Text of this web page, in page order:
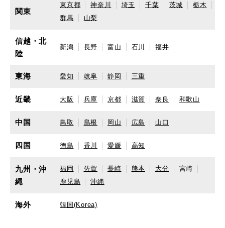
関東
東京都 神奈川 埼玉 千葉 茨城
栃木
群馬
山梨
信越・北
陸
新潟 長野 富山 石川 福井
東海 愛知 岐阜 静岡 三重
近畿 大阪 兵庫 京都 滋賀 奈良 和歌山
中国 鳥取 島根 岡山 広島 山口
四国 徳島 香川 愛媛 高知
九州・沖
縄
福岡 佐賀 長崎 熊本 大分
宮崎
鹿児島
沖縄
海外 韓国(Korea)